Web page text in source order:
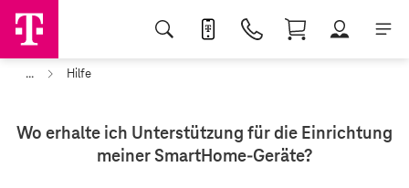
... Hilfe
Wo erhalte ich Unterstützung für die Einrichtung
meiner SmartHome-Geräte?